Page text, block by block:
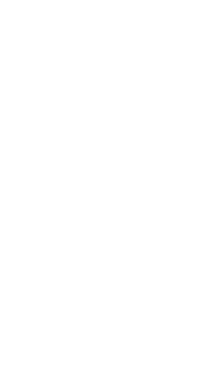
zzgl.
nicht anders angegeben.